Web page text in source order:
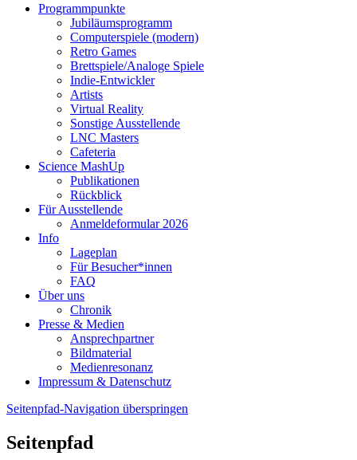
Programmpunkte
Jubiläumsprogramm
Computerspiele (modern)
Retro Games
Brettspiele/Analoge Spiele
Indie-Entwickler
Artists
Virtual Reality
Sonstige Ausstellende
LNC Masters
Cafeteria
Science MashUp
Publikationen
Rückblick
Für Ausstellende
Anmeldeformular 2026
Info
Lageplan
Für Besucher*innen
FAQ
Über uns
Chronik
Presse & Medien
Ansprechpartner
Bildmaterial
Medienresonanz
Impressum & Datenschutz
Seitenpfad-Navigation überspringen
Seitenpfad